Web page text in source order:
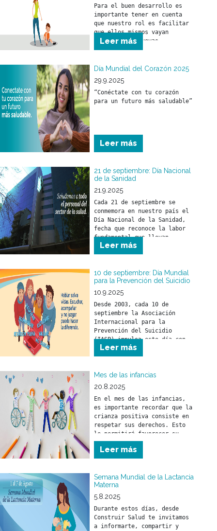
Para el buen desarrollo es
importante tener en cuenta
que nuestro rol es facilitar
que ellos mismos vayan
logrando sus nuevas
“conquistas”. Ponerse de pie,
buena capacidad de
irán adquiriendo por
imitación y propio
desarrollo.
Leer más
Día Mundial del Corazón 2025
29.9.2025
“Conéctate con tu corazón
para un futuro más saludable”
Leer más
21 de septiembre: Día Nacional
de la Sanidad
21.9.2025
Cada 21 de septiembre se
conmemora en nuestro país el
Día Nacional de la Sanidad,
fecha que reconoce la labor
fundamental que llevan
adelante los trabajadores y
trabajadoras del sector
Leer más
10 de septiembre: Día Mundial
para la Prevención del Suicidio
10.9.2025
Desde 2003, cada 10 de
septiembre la Asociación
Internacional para la
Prevención del Suicidio
(IASP) impulsa este día con
el objetivo de promover
compromisos y acciones
Leer más
Mes de las infancias
20.8.2025
En el mes de las infancias,
es importante recordar que la
crianza positiva consiste en
respetar sus derechos. Esto
le permitirá favorecer su
desarrollo físico, mental y
social.
Leer más
Semana Mundial de la Lactancia
Materna
5.8.2025
Durante estos días, desde
Construir Salud te invitamos
a informarte, compartir y